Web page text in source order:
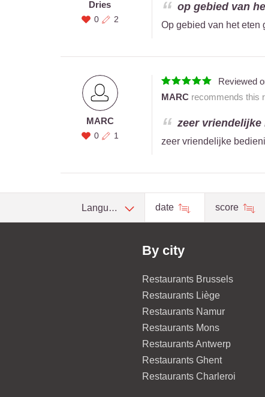
Dries
0 2
op gebied van
Op gebied van het eten
MARC
0 1
Reviewed
MARCrecommends this
zeer vriendelijke
zeer vriendelijke
Language date score
By city
Restaurants Brussels
Restaurants Liège
Restaurants Namur
Restaurants Mons
Restaurants Antwerp
Restaurants Ghent
Restaurants Charleroi